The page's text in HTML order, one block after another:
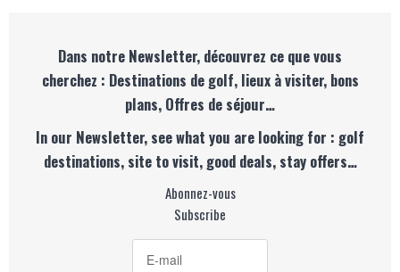
Dans notre Newsletter, découvrez ce que vous
cherchez : Destinations de golf, lieux à visiter, bons
plans, Offres de séjour…
In our Newsletter, see what you are looking for : golf
destinations, site to visit, good deals, stay offers…
Abonnez-vous
Subscribe